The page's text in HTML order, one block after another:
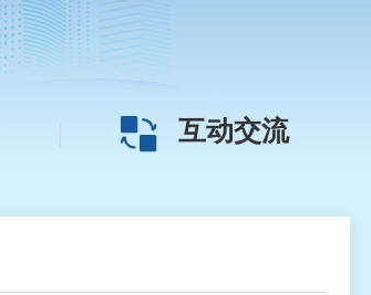
互动交流